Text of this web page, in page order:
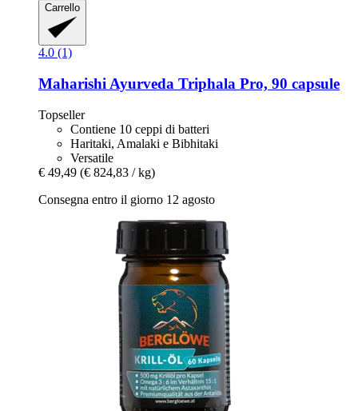
Carrello
4.0 (1)
Maharishi Ayurveda Triphala Pro, 90 capsule
Topseller
Contiene 10 ceppi di batteri
Haritaki, Amalaki e Bibhitaki
Versatile
€ 49,49 (€ 824,83 / kg)
Consegna entro il giorno 12 agosto